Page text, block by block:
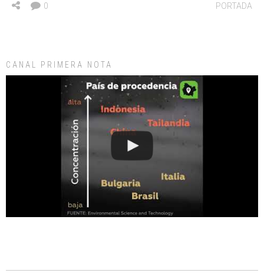
PORTADA
0
CANAL PRIMERA NOTA